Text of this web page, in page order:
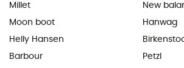
Millet
Moon boot
Helly Hansen
Barbour
New
Hanwag
Petzl